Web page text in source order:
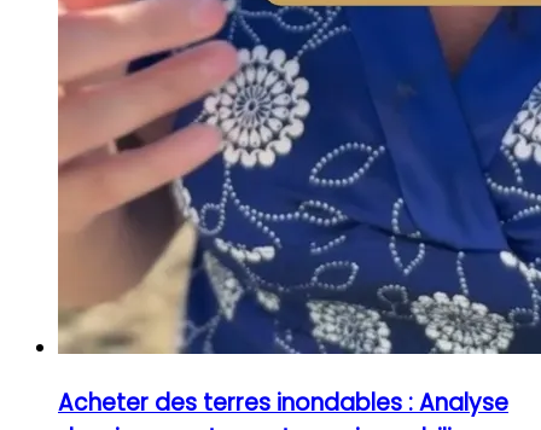
Acheter des terres inondables : Analyse